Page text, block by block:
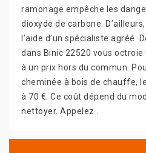
ramonage empêche les
dioxyde de carbone.
l’aide d’un spécialiste agréé.
dans Binic 22520 vous
à un prix hors du commun.
cheminée à bois de chauffe,
à 70 €. Ce coût dépend du
nettoyer. Appelez .